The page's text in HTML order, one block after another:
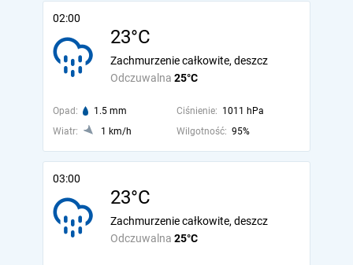
02:00
23°C
Odczuwalna 25°C
Zachmurzenie całkowite, deszcz
Opad: 1.5 mm Ciśnienie: 1011 hPa
Wiatr:
1 km/h Wilgotność: 95%
03:00
23°C
Odczuwalna 25°C
Zachmurzenie całkowite, deszcz